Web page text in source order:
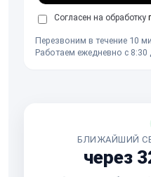
Согласен на обработку
Перезвоним в течение 10
Работаем ежедневно с 8:30
БЛИЖАЙШИЙ
через